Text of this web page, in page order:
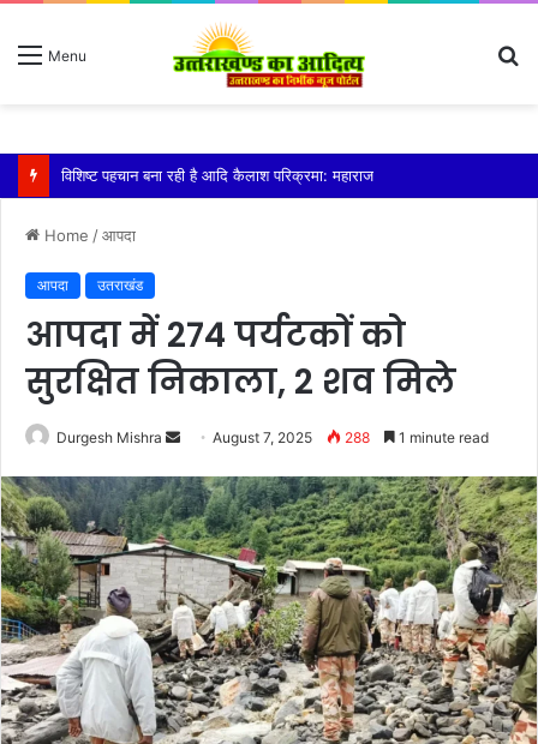
Menu
तेज बारिश से धर्मनगरी हरिद्वार हुई पानी-पानी
Home /आपदा
आपदा उतराखंड
आपदा में 274 पर्यटकों को
सुरक्षित निकाला, 2 शव मिले
Durgesh Mishra
Send
email
August 7, 2025 288 1 minute read